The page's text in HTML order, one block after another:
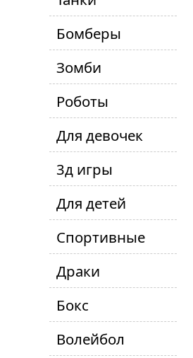
Бомберы
Зомби
Роботы
Для девочек
3д игры
Для детей
Спортивные
Драки
Бокс
Волейбол